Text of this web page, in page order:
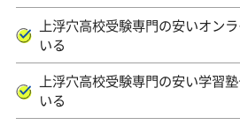
上浮穴高校受験専門の安いオン
いる
上浮穴高校受験専門の安い学習
いる